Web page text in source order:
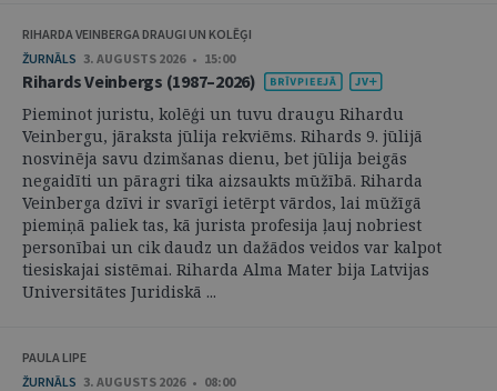
RIHARDA VEINBERGA DRAUGI UN KOLĒĢI
ŽURNĀLS 3. AUGUSTS 2026 • 15:00
Rihards Veinbergs (1987–2026)
Pieminot juristu, kolēģi un tuvu draugu Rihardu
Veinbergu, jāraksta jūlija rekviēms. Rihards 9. jūlijā
nosvinēja savu dzimšanas dienu, bet jūlija beigās
negaidīti un pāragri tika aizsaukts mūžībā. Riharda
Veinberga dzīvi ir svarīgi ietērpt vārdos, lai mūžīgā
piemiņā paliek tas, kā jurista profesija ļauj nobriest
personībai un cik daudz un dažādos veidos var kalpot
tiesiskajai sistēmai. Riharda Alma Mater bija Latvijas
Universitātes Juridiskā ...
PAULA LIPE
ŽURNĀLS 3. AUGUSTS 2026 • 08:00